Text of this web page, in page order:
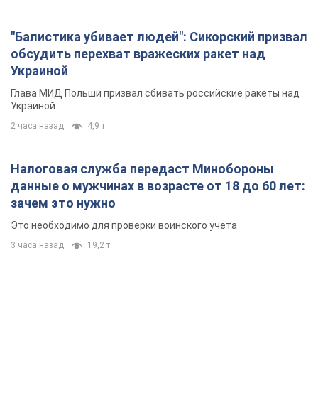
"Балистика убивает людей": Сикорский призвал
обсудить перехват вражеских ракет над
Украиной
Глава МИД Польши призвал сбивать российские ракеты над
Украиной
2 часа назад 4,9 т.
Налоговая служба передаст Минобороны
данные о мужчинах в возрасте от 18 до 60 лет:
зачем это нужно
Это необходимо для проверки воинского учета
3 часа назад 19,2 т.